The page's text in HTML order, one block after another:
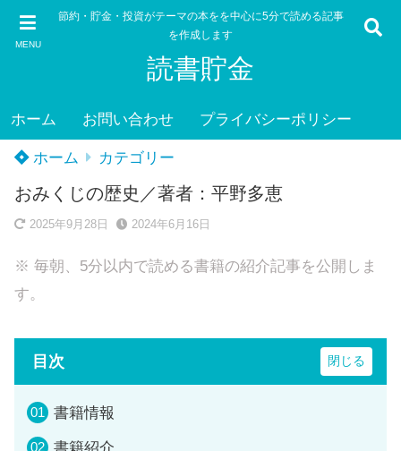
MENU
節約・貯金・投資がテーマの本をを中心に5分で読める記事
を作成します
読書貯金
ホーム お問い合わせ プライバシーポリシー
ホーム カテゴリー
おみくじの歴史／著者：平野多恵
2025年9月28日 2024年6月16日
※ 毎朝、5分以内で読める書籍の紹介記事を公開しま
す。
目次
書籍情報